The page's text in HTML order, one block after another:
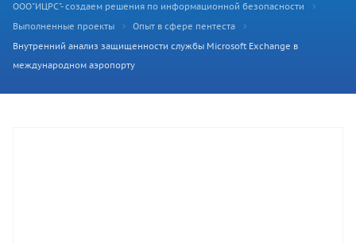
ООО"ИЦРС"- создаем решения по информационной безопасности
Выполненные проекты
Опыт в сфере пентеста
Внутренний анализ защищенности службы Microsoft Exchange в
международном аэропорту